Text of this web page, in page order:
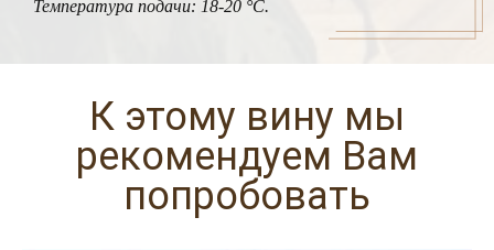
Температура подачи: 18-20 °C.
К этому вину мы
рекомендуем Вам
попробовать